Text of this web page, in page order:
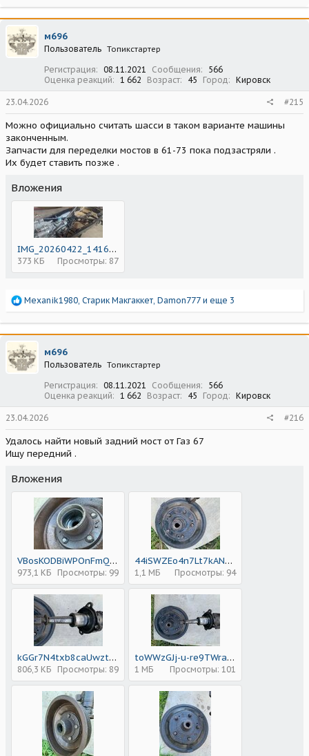
а
к
ц
и
и
м696
Пользователь Топикстартер
Регистрация 08.11.2021 Сообщения
566
Оценка реакций
1 662 Возраст 45 Город Кировск
23.04.2026 #215
Можно официально считать шасси в таком варианте машины
законченным.
Запчасти для переделки мостов в 61-73 пока подзастряли .
Их будет ставить позже .
Вложения
IMG_20260422_141613.jpg
373 КБ Просмотры: 87
Р
а
к
ц
и
и
Mexanik1980, Старик Макгаккет, Damon777 и еще 3
м696
Пользователь Топикстартер
Регистрация 08.11.2021 Сообщения
566
Оценка реакций
1 662 Возраст 45 Город Кировск
23.04.2026 #216
Удалось найти новый задний мост от Газ 67
Ищу передний .
Вложения
VBosKODBiWPOnFmQO00ITr3-rbVof3HITZQP8VBSZx3JfiK9oQi-juqNuf3O9FLxWrn8rJcLsElRwRD5M5x3_C5I.jpg
973,1 КБ Просмотры: 99
44iSWZEo4n7Lt7kANUVBI_RSwPiXDqmdUYVPN3vNMUCr6Z5xFhazr_zi_akPGIsNpDX6qFI9CKWZ8Ct4fsOwU6mR.jpg
1,1 МБ Просмотры: 94
kGGr7N4txb8caUwztE1ZW6szT3YwuUwuCFfXhn8Cs8Z1SzGgBNsfvQNMT8TeYBptGZ_j6CBr7RxNAJ_AW2xHzaZ7.jpg
806,3 КБ Просмотры: 89
toWWzGJj-u-re9TWraUvbuJHs-84EqBNUDwEI5DstFwTC6KSJhJGtjPexpUsOWGQMBs46-XT5IUdvRAuyh70Ptnq.jpg
1 МБ Просмотры: 101